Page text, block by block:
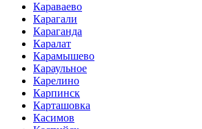
Караваево
Карагали
Караганда
Каралат
Карамышево
Караульное
Карелино
Карпинск
Карташовка
Касимов